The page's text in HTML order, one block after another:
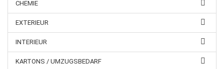
CHEMIE
EXTERIEUR
INTERIEUR
KARTONS / UMZUGSBEDARF